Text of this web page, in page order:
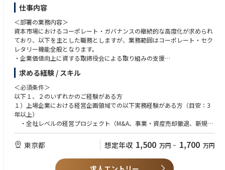
・ご自身でタイムマネジメントを行いながらフレキシブルに働くことがで
きる環境があります。
＜入社後のキャリアパス＞
・入社後は、取締役会室の法務エキスパートとして、取締役会室の法務運
営全般をリードしていただきます。
・将来的には、組織マネージャー、社内の法務部門など関連部門への人事
異動も検討される範囲です。
＜働き方について＞
準備期間を含め株主総会の時期（3～5月頃）は繁忙期となりますが、
11月～1月を中心に閑散期となり、年間を通じて繁閑のメリハリがある環
境です。
・リコーのコーポレートガバナンス
・弁護士資格（国内または海外）があれば尚可
＜求める人物像＞
・商事法務の専門性を基盤に、経営視点で課題を構造化し、解決策を提案
できる方
・機密性の高い情報を扱う中で、高い倫理観と透明性をもって行動できる
方
・社外役員・経営幹部など多様なステークホルダーと、信頼関係を構築で
きるコミュニケーション力
・経営判断の背景を理解しつつ、法務として独立した立場から助言できる
方
・新制度やガバナンス潮流（コーポレートガバナンス・コードなど）を学
び続ける姿勢を持つ方
仕事内容
＜部署の業務内容＞
資本市場におけるコーポレート・ガバナンスの継続的な高度化が求められ
ており、以下を主とした職務としますが、業務範囲はコーポレート・セク
レタリー機能全般となります。
・企業価値向上に資する取締役会による取り組みの支援
・企業価値向上に資するコーポレート・ガバナンスの推進
・経営戦略の評価・および監督の支援
・株主・投資家の要望を反映した取締役会の企画・運営
・執行との連携による重要経営課題への対応
【職務内容】
経営企画分野のエキスパートとして、以下の実現のためコーポレート・セ
・経営・経営企画の専門性に基づき、取締役会室の機能全般に関わり、企
業価値向上の成果につなげていく。
・コーポレートセクレタリーの支援を主導し、コーポレート・セクレタリ
ー機能および取締役会室機能の高度化を図る。
求める経験 / スキル
＜必須条件＞
以下１、２のいずれかのご経験がある方
１）上場企業における経営企画領域での以下実務経験がある方（目安：3
年以上）
・全社レベルの経営プロジェクト（M&A、事業・資産売却撤退、新規事
業開発など）を主担当またはプロジェクトリーダーとして推進した経験
・経営戦略、経営計画、事業ポートフォリオ、資源配分等の経営分野に
おける専門性を有し、経営課題の分析・戦略立案・意思決定支援を担った
東京都 想定年収 1,500 万円 ~ 1,700 万円